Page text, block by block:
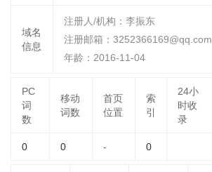
域名
信息
注册人/机构：李振东
注册邮箱：3252366169@qq.com
年龄：2016-11-04
PC
词
数
移动
词数
首页
位置
索
引
24小
时收
录
0 0 - 0